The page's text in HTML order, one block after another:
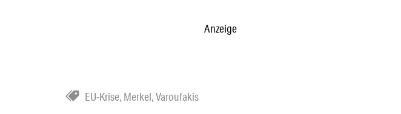
Anzeige
EU-Krise, Merkel,Varoufakis